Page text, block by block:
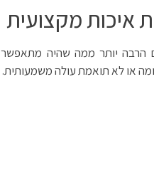
איכות מקצועית
הרבה יותר ממה שהיה מתאפשר
או לא תואמת עולה משמעותית.